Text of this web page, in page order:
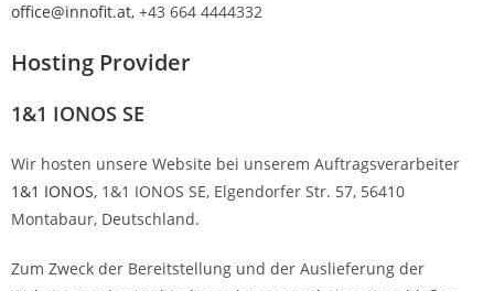
office@innofit.at, +43 664 4444332
Hosting Provider
1&1 IONOS SE
Wir hosten unsere Website bei unserem Auftragsverarbeiter
1&1 IONOS, 1&1 IONOS SE, Elgendorfer Str. 57, 56410
Montabaur, Deutschland.
Zum Zweck der Bereitstellung und der Auslieferung der